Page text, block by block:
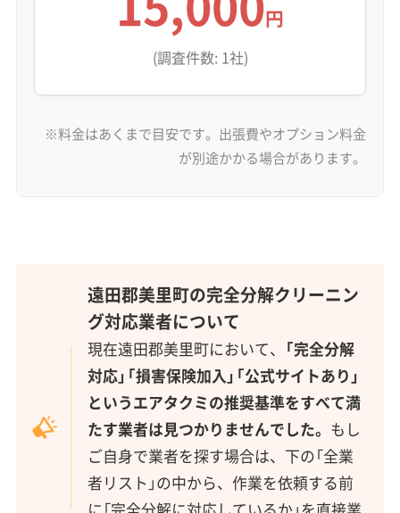
円
(調査件数: 1社)
※料金はあくまで目安です。出張費やオプション料金
が別途かかる場合があります。
遠田郡美里町の完全分解クリーニン
グ対応業者について
現在遠田郡美里町において、 「完全分解
対応」「損害保険加入」「公式サイトあり」
というエアタクミの推奨基準をすべて満
たす業者は見つかりませんでした。 もし
ご自身で業者を探す場合は、下の「全業
者リスト」の中から、作業を依頼する前